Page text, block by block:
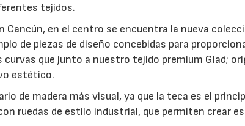
tejidos.
en el centro se encuentra la nueva
de piezas de diseño concebidas para
que junto a nuestro tejido premium Glad;
estético.
de madera más visual, ya que la teca es el
ruedas de estilo industrial, que permiten crear